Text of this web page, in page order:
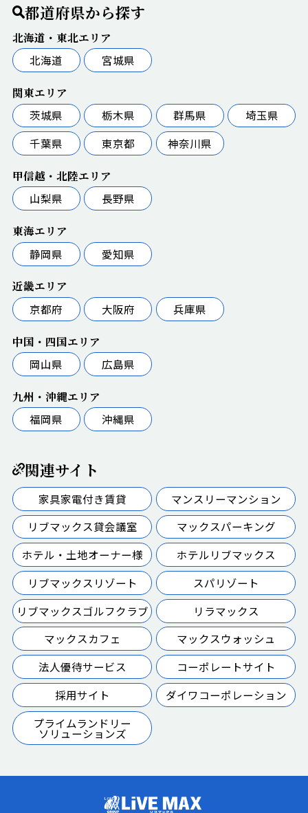
都道府県から探す
北海道・東北エリア
北海道
宮城県
関東エリア
茨城県
栃木県 群馬県
埼玉県
千葉県
東京都 神奈川県
甲信越・北陸エリア
山梨県
長野県
東海エリア
静岡県
愛知県
近畿エリア
京都府
大阪府 兵庫県
中国・四国エリア
岡山県
広島県
九州・沖縄エリア
福岡県
沖縄県
関連サイト
家具家電付き賃貸
マンスリーマンション
リブマックス貸会議室
マックスパーキング
ホテル・土地オーナー様
ホテルリブマックス
リブマックスリゾート
スパリゾート
リブマックスゴルフクラブ
リラマックス
マックスカフェ
マックスウォッシュ
法人優待サービス
コーポレートサイト
採用サイト
ダイワコーポレーション
プライムランドリー
ソリューションズ